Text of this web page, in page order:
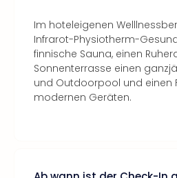
Im hoteleigenen
Infrarot-Physiotherm-
finnische Sauna, einen
Sonnenterrasse einen
und Outdoorpool und einen
modernen Geräten.